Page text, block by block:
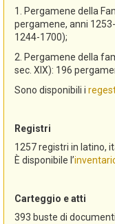
1. Pergamene della
pergamene, anni
1244-1700);
2. Pergamene della
sec. XIX): 196
Sono disponibili i
Registri
1257 registri in latino,
È disponibile l’
Carteggio e atti
393 buste di